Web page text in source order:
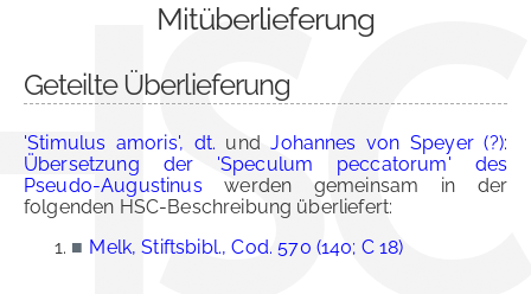
Mitüberlieferung
Geteilte Überlieferung
'Stimulus amoris', dt. undJohannes von Speyer (?):
Übersetzung der 'Speculum peccatorum' des
Pseudo-Augustinus werden gemeinsam in der
folgenden HSC-Beschreibung überliefert:
■ Melk, Stiftsbibl., Cod. 570 (140; C 18)